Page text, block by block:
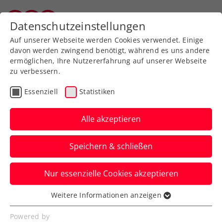
Zurück zur Newsübersicht
Turniere
Generali Open Kitzbühel:
Novak schafft Sprung in
den Hauptbewerb
Damit schlägt ein Österreicher-Quartett
im Hauptfeld des ATP-250-Turniers in
Tirol auf.
Verfasst von: Presseaussendung / Redaktion, 30.07.2023
Datenschutzeinstellungen
Auf unserer Webseite werden Cookies verwendet. Einige
davon werden zwingend benötigt, während es uns andere
ermöglichen, Ihre Nutzererfahrung auf unserer Webseite
zu verbessern.
Essenziell Statistiken
Alle akzeptieren
Speichern & schließen
Nur essenzielle Cookies akzeptieren
Essenziell
Essenzielle Cookies werden für grundlegende
Weitere Informationen anzeigen
Powered by